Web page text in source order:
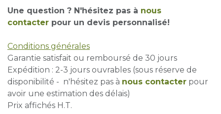
Une question ? N'hésitez pas à nous
contacter pour un devis personnalisé!
Conditions générales
Garantie satisfait ou remboursé de 30 jours
Expédition : 2-3 jours ouvrables (sous réserve de
disponibilité - n'hésitez pas à nous contacter pour
avoir une estimation des délais)
Prix affichés H.T.